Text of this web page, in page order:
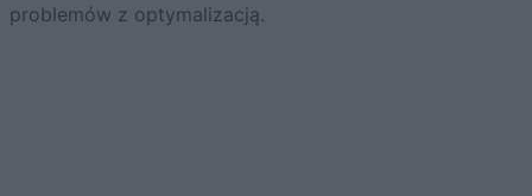
problemów z optymalizacją.